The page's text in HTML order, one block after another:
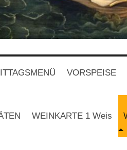
VORSPEISE
WEINKARTE 1 Weis